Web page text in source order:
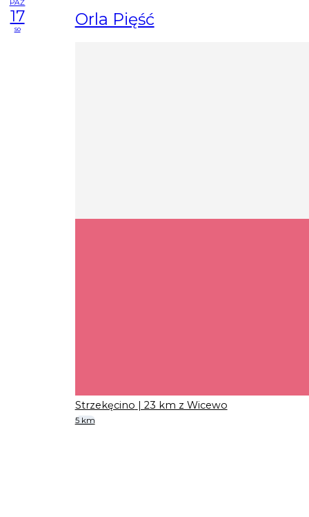
PAŹ
17
so Orla Pięść
Strzekęcino | 23 km z Wicewo
5 km